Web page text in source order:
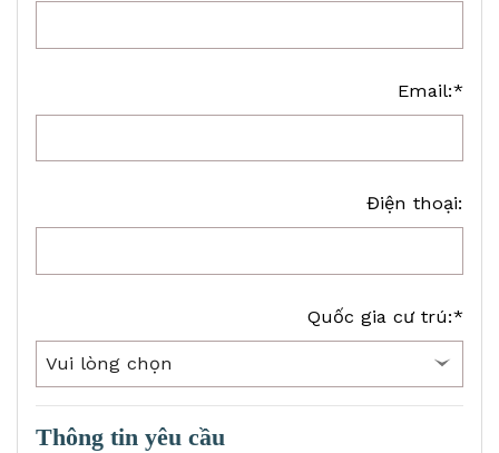
Email:*
Điện thoại:
Quốc gia cư trú:*
Thông tin yêu cầu